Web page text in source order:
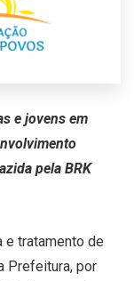
e jovens em
pela BRK
e tratamento de
Prefeitura, por